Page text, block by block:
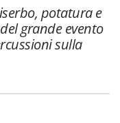
potatura e
grande evento
sulla